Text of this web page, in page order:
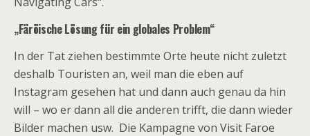
„Färöische Lösung für ein globales Problem“
In der Tat ziehen bestimmte Orte heute nicht zuletzt
deshalb Touristen an, weil man die eben auf
Instagram gesehen hat und dann auch genau da hin
will – wo er dann all die anderen trifft, die dann wieder
Bilder machen usw. Die Kampagne von Visit Faroe